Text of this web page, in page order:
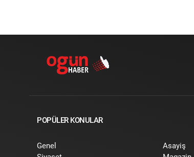
POPÜLER KONULAR
Genel
Asayiş